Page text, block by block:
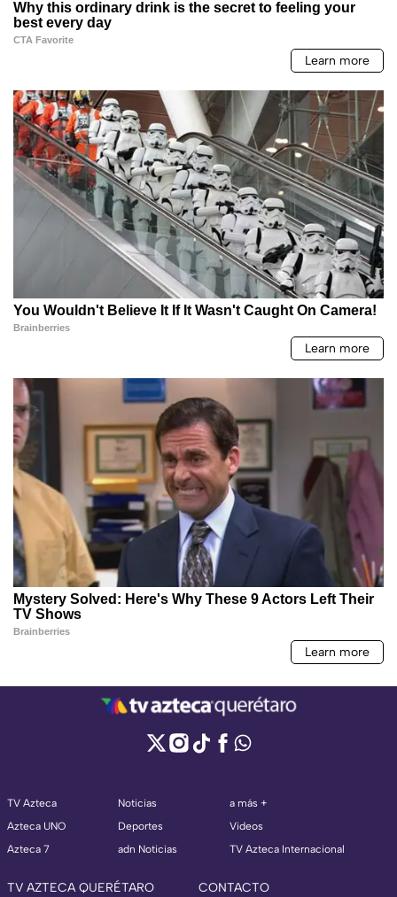
TV Azteca
Azteca UNO
Azteca 7
Noticias
Deportes
adn Noticias
a más +
Videos
TV Azteca Internacional
TV AZTECA QUERÉTARO CONTACTO